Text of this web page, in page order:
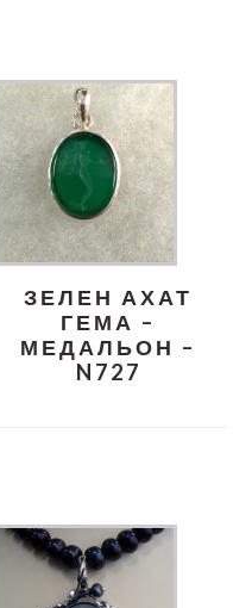
ЗЕЛЕН АХАТ
ГЕМА –
МЕДАЛЬОН –
N727